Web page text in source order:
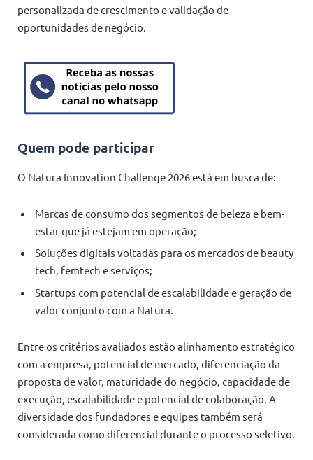
personalizada de crescimento e validação de
oportunidades de negócio.
Quem pode participar
O Natura Innovation Challenge 2026 está em busca de:
Marcas de consumo dos segmentos de beleza e bem-
estar que já estejam em operação;
Soluções digitais voltadas para os mercados de beauty
tech, femtech e serviços;
Startups com potencial de escalabilidade e geração de
valor conjunto com a Natura.
Entre os critérios avaliados estão alinhamento estratégico
com a empresa, potencial de mercado, diferenciação da
proposta de valor, maturidade do negócio, capacidade de
execução, escalabilidade e potencial de colaboração. A
diversidade dos fundadores e equipes também será
considerada como diferencial durante o processo seletivo.